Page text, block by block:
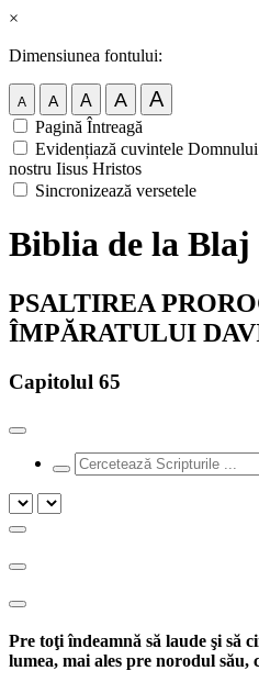
×
Dimensiunea fontului:
A A A A A
Pagină Întreagă
Evidențiază cuvintele Domnului
nostru Iisus Hristos
Sincronizează versetele
Biblia de la Blaj
PSALTIREA
ÎMPĂRATULUI
Capitolul 65
Pre toţi îndeamnă să laude şi să
lumea, mai ales pre norodul